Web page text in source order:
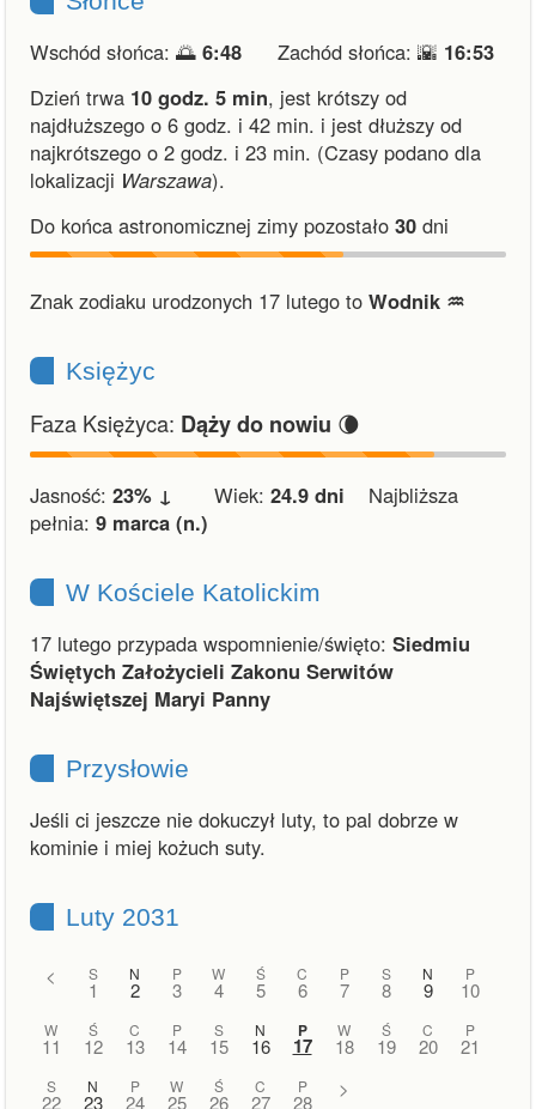
Wschód słońca: 🌅 6:48 Zachód słońca: 🌇 16:53
Dzień trwa 10 godz. 5 min, jest krótszy od
najdłuższego o 6 godz. i 42 min. i jest dłuższy od
najkrótszego o 2 godz. i 23 min. (Czasy podano dla
lokalizacji Warszawa).
Do końca astronomicznej zimy pozostało 30 dni
Znak zodiaku urodzonych 17 lutego to Wodnik ♒︎
Księżyc
Faza Księżyca: Dąży do nowiu 🌘
Jasność: 23% ↓ Wiek: 24.9 dni Najbliższa
pełnia: 9 marca (n.)
W Kościele Katolickim
17 lutego przypada wspomnienie/święto: Siedmiu
Świętych Założycieli Zakonu Serwitów
Najświętszej Maryi Panny
Przysłowie
Jeśli ci jeszcze nie dokuczył luty, to pal dobrze w
kominie i miej kożuch suty.
Luty 2031
< S
1
N
2
P
3
W
4
Ś
5
C
6
P
7
S
8
N
9
P
10
W
11
Ś
12
C
13
P
14
S
15
N
16
P
17
W
18
Ś
19
C
20
P
21
S
22
N
23
P
24
W
25
Ś
26
C
27
P
28
>